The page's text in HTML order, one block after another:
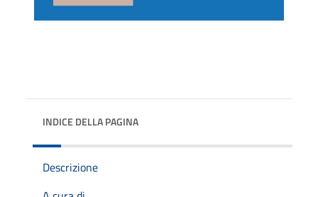
INDICE DELLA PAGINA
Descrizione